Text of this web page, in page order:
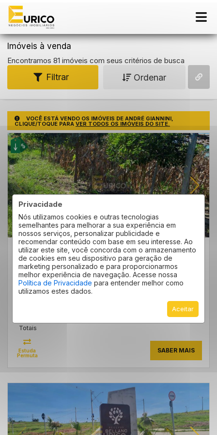
Privacidade
Nós utilizamos cookies e outras tecnologias
semelhantes para melhorar a sua experiência em
nossos serviços, personalizar publicidade e
recomendar conteúdo com base em seu interesse. Ao
utilizar este site, você concorda com o armazenamento
de cookies em seu dispositivo para geração de
marketing personalizado e para proporcionarmos
melhor experiência de navegação. Acesse nossa
Política de Privacidade para entender melhor como
utilizamos estes dados.
Aceitar
Imóveis à venda
Encontramos 81 imóveis com seus critérios de busca
Filtrar Ordenar
VOCÊ ESTÁ VENDO OS IMÓVEIS DE ANDRÉ GIANNINI,
CLIQUE/TOQUE PARA VER TODOS OS IMÓVEIS DO SITE.
TERRENO ÁREA RURAL DE MONTE MOR 1.257M²
ÁREA RURAL DE MONTE MOR - MONTE MOR/SP
Cód.:16414
Economize R$ 55.000,00
VENDA: DE R$ 250.000,00
Totais
Estuda
Permuta
SABER MAIS